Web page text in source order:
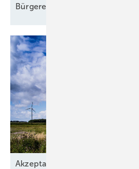
Bürgerenergiegemeinschaften
Akzeptanzforschung: